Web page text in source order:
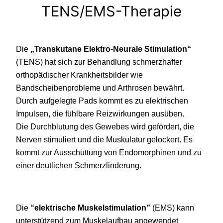
TENS/EMS-Therapie
Die „Transkutane Elektro-Neurale Stimulation“
(TENS) hat sich zur Behandlung schmerzhafter
orthopädischer Krankheitsbilder wie
Bandscheibenprobleme und Arthrosen bewährt.
Durch aufgelegte Pads kommt es zu elektrischen
Impulsen, die fühlbare Reizwirkungen ausüben.
Die Durchblutung des Gewebes wird gefördert, die
Nerven stimuliert und die Muskulatur gelockert. Es
kommt zur Ausschüttung von Endomorphinen und zu
einer deutlichen Schmerzlinderung.
Die “elektrische Muskelstimulation” (EMS) kann
unterstützend zum Muskelaufbau angewendet